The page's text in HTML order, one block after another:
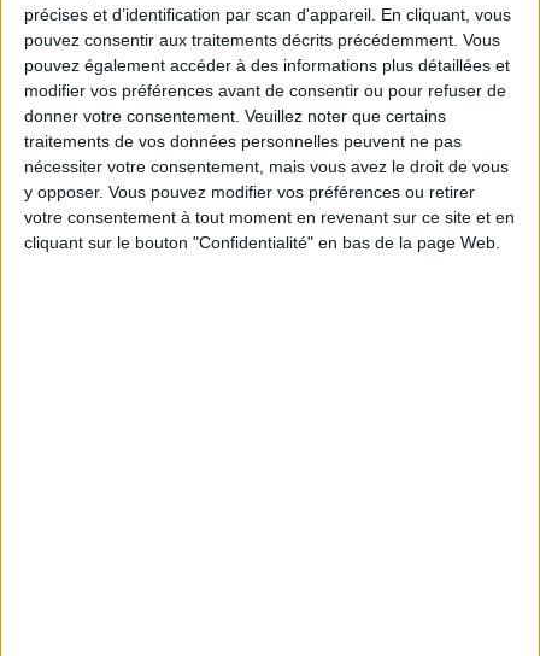
précises et d’identification par scan d'appareil. En cliquant, vous
pouvez consentir aux traitements décrits précédemment. Vous
pouvez également accéder à des informations plus détaillées et
modifier vos préférences avant de consentir ou pour refuser de
donner votre consentement. Veuillez noter que certains
traitements de vos données personnelles peuvent ne pas
nécessiter votre consentement, mais vous avez le droit de vous
y opposer. Vous pouvez modifier vos préférences ou retirer
votre consentement à tout moment en revenant sur ce site et en
cliquant sur le bouton "Confidentialité" en bas de la page Web.
Combien de kilos souhaitez-vous perdre ?
Moins de
5 kilos
De 5 à 10
kilos
Plus de
10 kilos